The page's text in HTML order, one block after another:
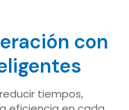
con
tiempos,